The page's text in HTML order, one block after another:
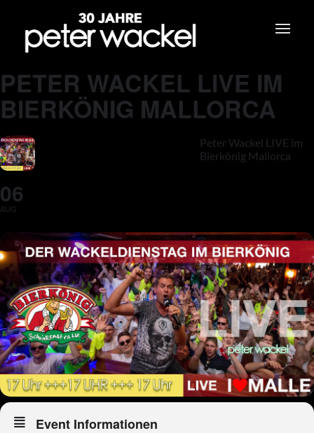
PETER WACKEL LIVE IM
BIERKÖNIG MALLORCA
06
AUG
Peter Wackel LIVE im
Bierkönig Mallorca
Event Informationen